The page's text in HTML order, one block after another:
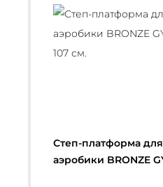
Степ-платформа для
аэробики BRONZE